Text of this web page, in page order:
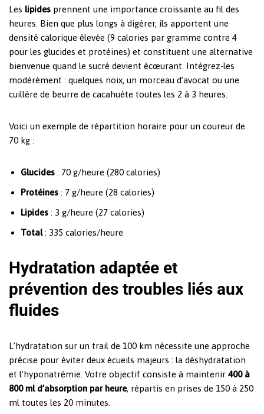
Les lipides prennent une importance croissante au fil des
heures. Bien que plus longs à digérer, ils apportent une
densité calorique élevée (9 calories par gramme contre 4
pour les glucides et protéines) et constituent une alternative
bienvenue quand le sucré devient écœurant. Intégrez-les
modérément : quelques noix, un morceau d’avocat ou une
cuillère de beurre de cacahuète toutes les 2 à 3 heures.
Voici un exemple de répartition horaire pour un coureur de
70 kg :
Glucides : 70 g/heure (280 calories)
Protéines : 7 g/heure (28 calories)
Lipides : 3 g/heure (27 calories)
Total: 335 calories/heure
Hydratation adaptée et
prévention des troubles liés aux
fluides
L’hydratation sur un trail de 100 km nécessite une approche
précise pour éviter deux écueils majeurs : la déshydratation
et l’hyponatrémie. Votre objectif consiste à maintenir 400 à
800 ml d’absorption par heure, répartis en prises de 150 à 250
ml toutes les 20 minutes.